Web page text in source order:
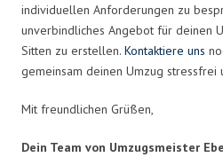
individuellen Anforderungen zu
unverbindliches Angebot für deinen
Sitten zu erstellen. Kontaktiere uns
gemeinsam deinen Umzug
Mit freundlichen Grüßen,
Dein Team von Umzugsmeister